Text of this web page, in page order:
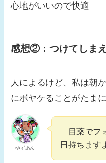
心地がいいので快適
感想②：つけてしま
人によるけど、私は朝
にボヤケることがたまに
ゆずあん
「目薬で
日持ちます